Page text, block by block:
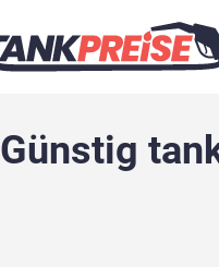
Günstig